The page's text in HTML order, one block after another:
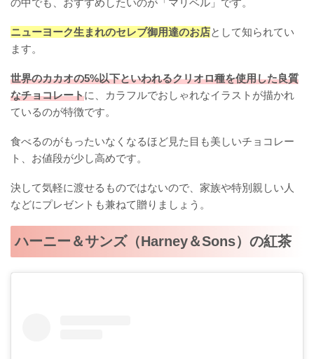
の中でも、おすすめしたいのが「マリベル」です。
ニューヨーク生まれのセレブ御用達のお店として知られてい
ます。
世界のカカオの5%以下といわれるクリオロ種を使用した良質
なチョコレートに、カラフルでおしゃれなイラストが描かれ
ているのが特徴です。
食べるのがもったいなくなるほど見た目も美しいチョコレー
ト、お値段が少し高めです。
決して気軽に渡せるものではないので、家族や特別親しい人
などにプレゼントも兼ねて贈りましょう。
ハーニー＆サンズ（Harney＆Sons）の紅茶